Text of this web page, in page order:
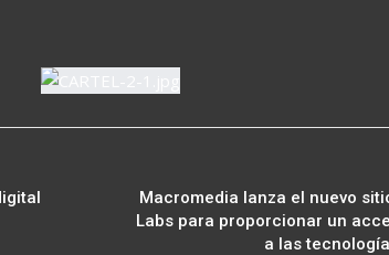
Macromedia lanza el nuevo
Labs para proporcionar un
a las